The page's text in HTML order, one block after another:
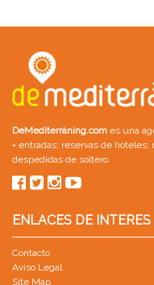
DeMediterràning.com es una
+ entradas; reservas de hoteles;
despedidas de soltero.
ENLACES DE INTERES
Contacto
Aviso Legal
Site Map